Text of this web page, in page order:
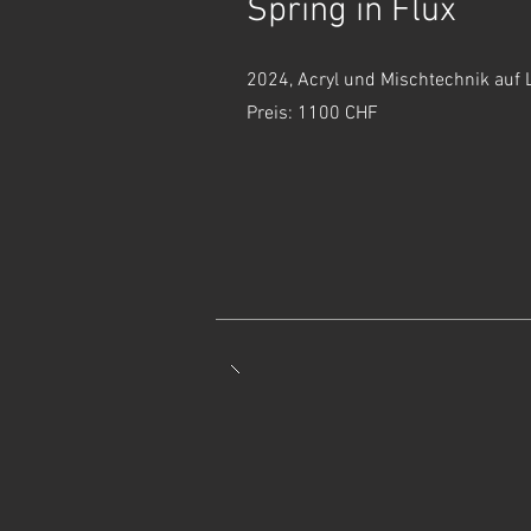
Spring in Flux
2024, Acryl und Mischtechnik auf
Preis: 1100 CHF